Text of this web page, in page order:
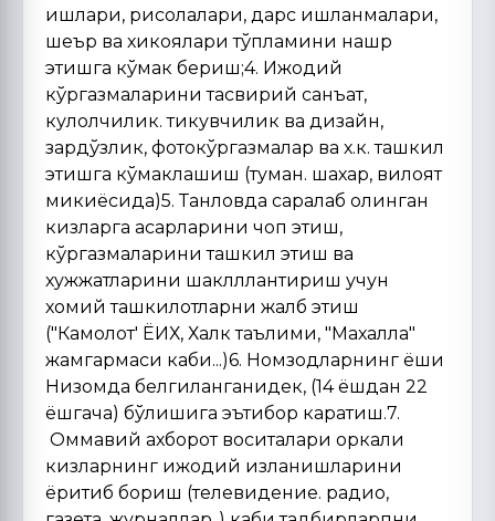
ишлари, рисолалари, дарс ишланмалари,
шеър ва хикоялари тўпламини нашр
этишга кўмак бериш;4. Ижодий
кўргазмаларини тасвирий санъат,
кулолчилик. тикувчилик ва дизайн,
зардўзлик, фотокўргазмалар ва х.к. ташкил
этишга кўмаклашиш (туман. шахар, вилоят
микиёсида)5. Танловда саралаб олинган
кизларга асарларини чоп этиш,
кўргазмаларини ташкил этиш ва
хужжатларини шаклллантириш учун
хомий ташкилотларни жалб этиш
("Камолот' ЁИХ, Халк таълими, "Махалла"
жамгармаси каби...)6. Номзодларнинг ёши
Низомда белгиланганидек, (14 ёшдан 22
ёшгача) бўлишига эътибор каратиш.7.
Оммавий ахборот воситалари оркали
кизларнинг ижодий изланишларини
ёритиб бориш (телевидение. радио,